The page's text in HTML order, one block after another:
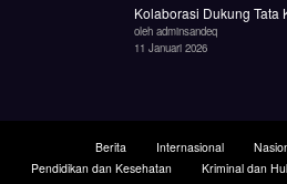
Kolaborasi Dukung Tata
oleh adminsandeq
11 Januari 2026
Berita Internasional
Pendidikan dan Kesehatan
Kriminal dan